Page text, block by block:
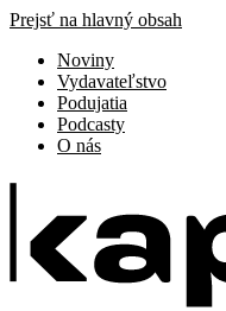
Prejsť na hlavný obsah
Noviny
Vydavateľstvo
Podujatia
Podcasty
O nás